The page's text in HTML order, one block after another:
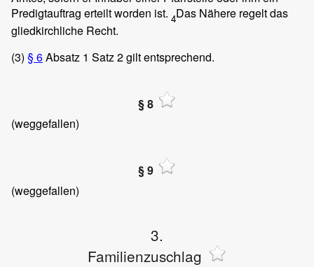
Predigtauftrag erteilt worden ist. 4Das Nähere regelt das
gliedkirchliche Recht.
(3) § 6Absatz 1 Satz 2 gilt entsprechend.
§ 8
(weggefallen)
§ 9
(weggefallen)
3.
Familienzuschlag